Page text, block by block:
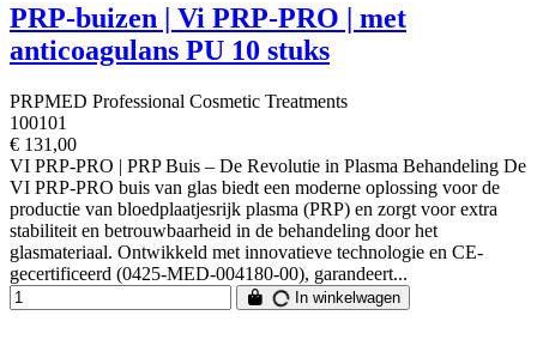
PRP-buizen | Vi PRP-PRO | met
anticoagulans PU 10 stuks
PRPMED Professional Cosmetic Treatments
100101
€ 131,00
VI PRP-PRO | PRP Buis – De Revolutie in Plasma Behandeling De
VI PRP-PRO buis van glas biedt een moderne oplossing voor de
productie van bloedplaatjesrijk plasma (PRP) en zorgt voor extra
stabiliteit en betrouwbaarheid in de behandeling door het
glasmateriaal. Ontwikkeld met innovatieve technologie en CE-
gecertificeerd (0425-MED-004180-00), garandeert...
In winkelwagen